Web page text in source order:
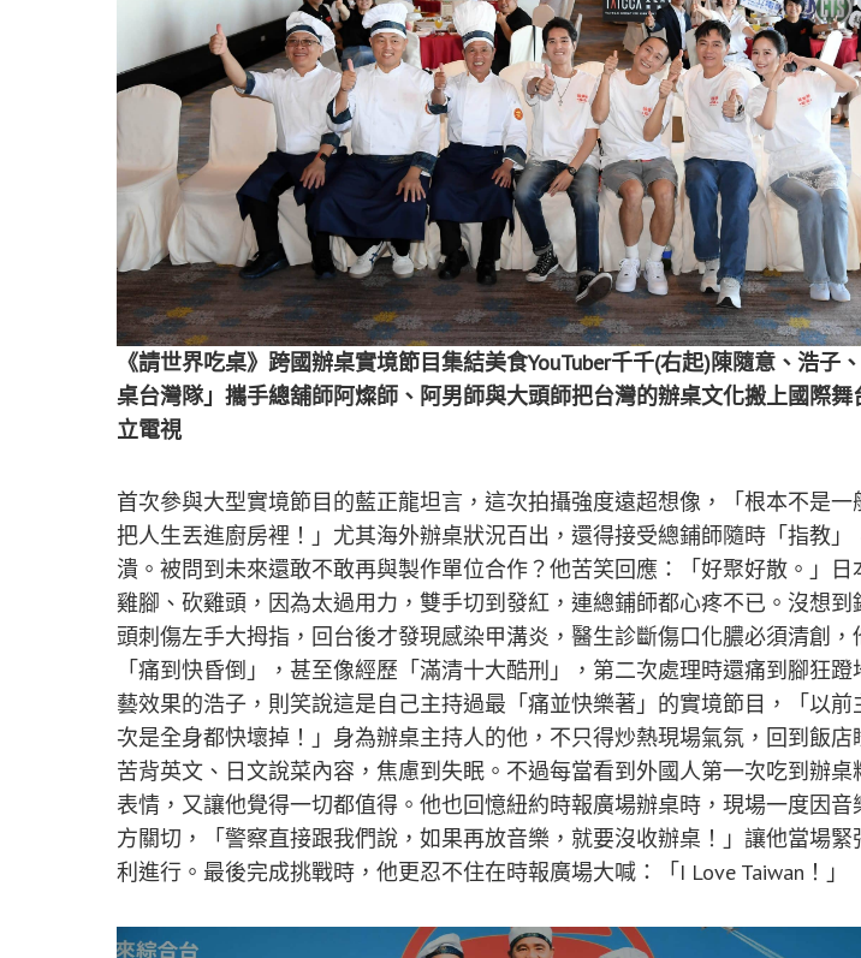
《請世界吃桌》跨國辦桌實境節目集結美食YouTuber千千(右起)陳隨意、浩子
桌台灣隊」攜手總舖師阿燦師、阿男師與大頭師把台灣的辦桌文化搬上國際
立電視
首次參與大型實境節目的藍正龍坦言，這次拍攝強度遠超想像，「根本不是
把人生丟進廚房裡！」尤其海外辦桌狀況百出，還得接受總鋪師隨時「指教」
潰。被問到未來還敢不敢再與製作單位合作？他苦笑回應：「好聚好散。」日
雞腳、砍雞頭，因為太過用力，雙手切到發紅，連總鋪師都心疼不已。沒想到
頭刺傷左手大拇指，回台後才發現感染甲溝炎，醫生診斷傷口化膿必須清創
「痛到快昏倒」，甚至像經歷「滿清十大酷刑」，第二次處理時還痛到腳狂
藝效果的浩子，則笑說這是自己主持過最「痛並快樂著」的實境節目，「以前
次是全身都快壞掉！」身為辦桌主持人的他，不只得炒熱現場氣氛，回到飯店
苦背英文、日文說菜內容，焦慮到失眠。不過每當看到外國人第一次吃到辦桌
表情，又讓他覺得一切都值得。他也回憶紐約時報廣場辦桌時，現場一度因
方關切，「警察直接跟我們說，如果再放音樂，就要沒收辦桌！」讓他當場緊
利進行。最後完成挑戰時，他更忍不住在時報廣場大喊：「I Love Taiwan！」